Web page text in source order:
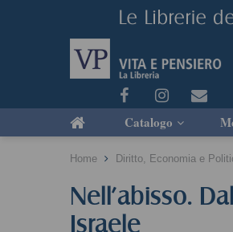
Catalogo
Home Diritto, Economia e
Nell'abisso.
Israele